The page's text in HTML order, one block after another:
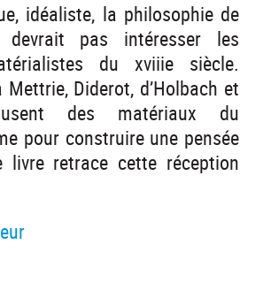
idéaliste, la philosophie de
devrait pas intéresser les
du xviiie siècle.
Mettrie, Diderot, d’Holbach et
des matériaux du
pour construire une pensée
livre retrace cette réception